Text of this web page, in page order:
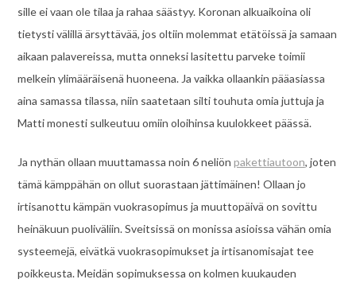
sille ei vaan ole tilaa ja rahaa säästyy. Koronan alkuaikoina oli
tietysti välillä ärsyttävää, jos oltiin molemmat etätöissä ja samaan
aikaan palavereissa, mutta onneksi lasitettu parveke toimii
melkein ylimääräisenä huoneena. Ja vaikka ollaankin pääasiassa
aina samassa tilassa, niin saatetaan silti touhuta omia juttuja ja
Matti monesti sulkeutuu omiin oloihinsa kuulokkeet päässä.
Ja nythän ollaan muuttamassa noin 6 neliön pakettiautoon, joten
tämä kämppähän on ollut suorastaan jättimäinen! Ollaan jo
irtisanottu kämpän vuokrasopimus ja muuttopäivä on sovittu
heinäkuun puoliväliin. Sveitsissä on monissa asioissa vähän omia
systeemejä, eivätkä vuokrasopimukset ja irtisanomisajat tee
poikkeusta. Meidän sopimuksessa on kolmen kuukauden